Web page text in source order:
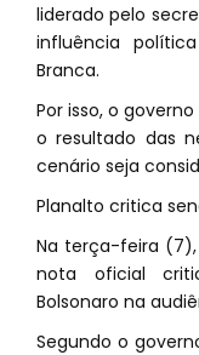
liderado pelo
influência
Branca.
Por isso, o
o resultado das
cenário seja
Planalto critica
Na terça-feira (7),
nota oficial
Bolsonaro na
Segundo o